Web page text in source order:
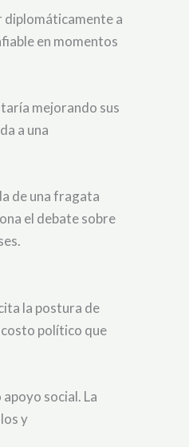
diplomáticamente a
en momentos
mejorando sus
a una
de una fragata
el debate sobre
la postura de
político que
social. La
y